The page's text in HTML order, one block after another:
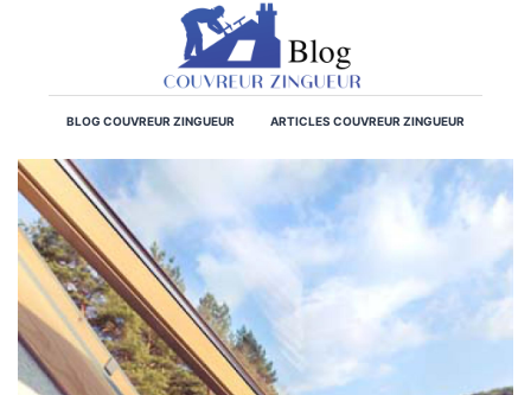
BLOG COUVREUR ZINGUEUR ARTICLES COUVREUR ZINGUEUR